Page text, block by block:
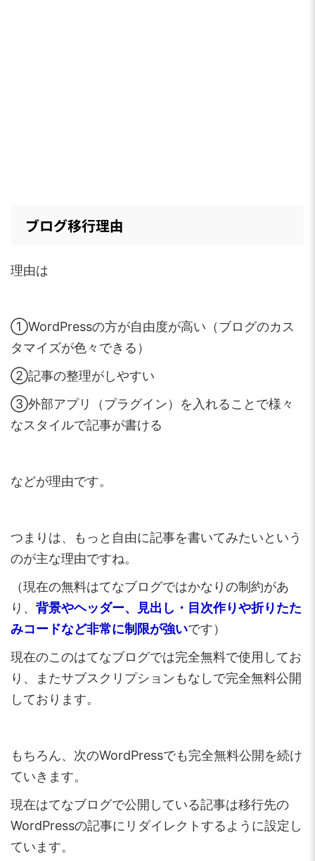
ブログ移行理由
理由は
①WordPressの方が自由度が高い（ブログのカス
タマイズが色々できる）
②記事の整理がしやすい
③外部アプリ（プラグイン）を入れることで様々
なスタイルで記事が書ける
などが理由です。
つまりは、もっと自由に記事を書いてみたいという
のが主な理由ですね。
（現在の無料はてなブログではかなりの制約があ
り、 背景やヘッダー、
見出し・目次作りや折りたた
みコードなど非常に制限が強いです）
現在のこのはてなブログでは完全無料で使用してお
り、またサブスクリプションもなしで完全無料公開
しております。
もちろん、次のWordPressでも完全無料公開を続け
ていきます。
現在はてなブログで公開している記事は移行先の
WordPressの記事にリダイレクトするように設定し
ています。